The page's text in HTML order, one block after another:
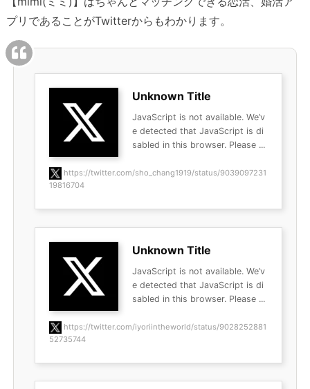
プリであることがTwitterからもわかります。
Unknown Title
JavaScript is not available. We’v
e detected that JavaScript is di
sabled in this browser. Please ...
https://twitter.com/sho_chang1919/status/9039097231
19816704
Unknown Title
JavaScript is not available. We’v
e detected that JavaScript is di
sabled in this browser. Please ...
https://twitter.com/iyoriintheworld/status/9028252881
52735744